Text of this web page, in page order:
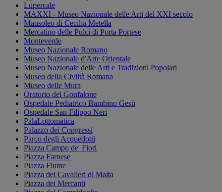
Lupercale
MAXXI - Museo Nazionale delle Arti del XXI secolo
Mausoleo di Cecilia Metella
Mercatino delle Pulci di Porta Portese
Monteverde
Museo Nazionale Romano
Museo Nazionale d'Arte Orientale
Museo Nazionale delle Arti e Tradizioni Popolari
Museo della Civiltà Romana
Museo delle Mura
Oratorio del Gonfalone
Ospedale Pediatrico Bambino Gesù
Ospedale San Filippo Neri
PalaLottomatica
Palazzo dei Congressi
Parco degli Acquedotti
Piazza Campo de' Fiori
Piazza Farnese
Piazza Fiume
Piazza dei Cavalieri di Malta
Piazza dei Mercanti